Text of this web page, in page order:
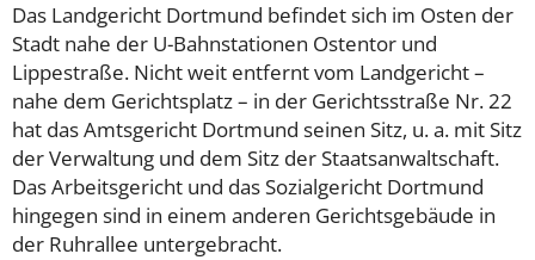
Das Landgericht Dortmund befindet sich im Osten der
Stadt nahe der U-Bahnstationen Ostentor und
Lippestraße. Nicht weit entfernt vom Landgericht –
nahe dem Gerichtsplatz – in der Gerichtsstraße Nr. 22
hat das Amtsgericht Dortmund seinen Sitz, u. a. mit Sitz
der Verwaltung und dem Sitz der Staatsanwaltschaft.
Das Arbeitsgericht und das Sozialgericht Dortmund
hingegen sind in einem anderen Gerichtsgebäude in
der Ruhrallee untergebracht.